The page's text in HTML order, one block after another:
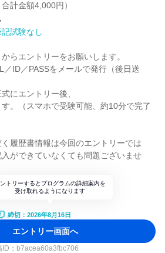
計金額4,000円）
試験なし
らエントリーをお願いします。
ID／PASSをメールで発行（後日送
にエントリー後、
。（スマホで受験可能、約10分で完了
履歴書情報は今回のエントリーでは
ができていなくても問題ございませ
トリーするとプログラムの詳細案内を
受け取れるようになります
締切：2026年8月16日
エントリー画面へ
： b7acea60a3fbc706